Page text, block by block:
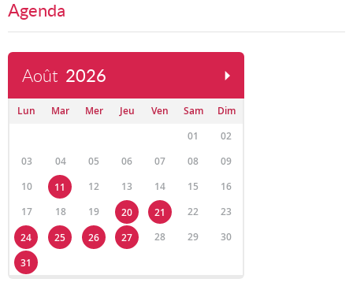
Agenda
Août 2026
Lun Mar Mer Jeu Ven Sam
Dim
01
02
03
04 05 06 07 08
09
10
11 12 13 14 15
16
17
18 19 20 21 22
23
24
25 26 27 28 29
30
31